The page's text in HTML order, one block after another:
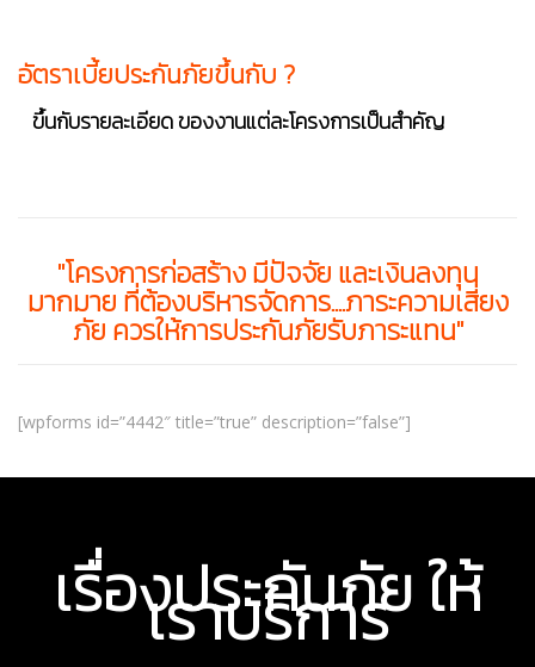
อัตราเบี้ยประกันภัยขึ้นกับ ?
ขึ้นกับรายละเอียด ของงานแต่ละโครงการเป็นสำคัญ
"โครงการก่อสร้าง มีปัจจัย และเงินลงทุน
มากมาย ที่ต้องบริหารจัดการ....ภาระความเสี่ยง
ภัย ควรให้การประกันภัยรับภาระแทน"
[wpforms id=”4442″ title=”true” description=”false”]
เรื่องประกันภัย ให้
เราบริการ